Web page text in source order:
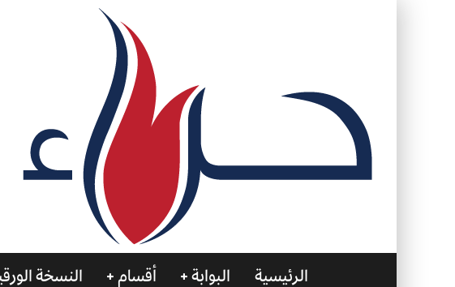
الرئيسية البوابة أقسام النسخة